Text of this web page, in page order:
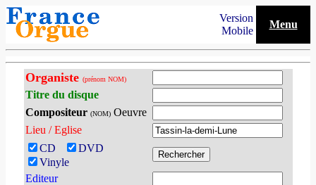
Version
Mobile
Menu
Organiste (prénom NOM)
Titre du disque
Compositeur (NOM)Oeuvre
Lieu / Eglise
CD
DVD
Vinyle
Editeur